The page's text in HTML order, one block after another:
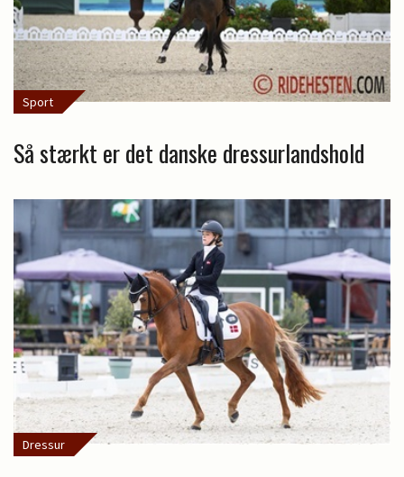
Sport
Så stærkt er det danske dressurlandshold
Dressur